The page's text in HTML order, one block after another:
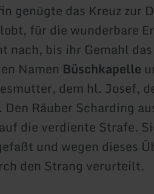
genügte das Kreuz zur
für die wunderbare
nach, bis ihr Gemahl
Namen Büschkapelle
dem hl. Josef,
Räuber Scharding
die verdiente Strafe.
und wegen dieses
den Strang verurteilt.